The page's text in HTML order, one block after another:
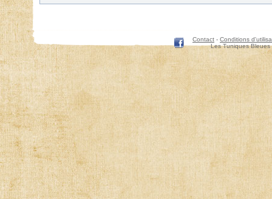
Contact - Conditions
Les Tuniques